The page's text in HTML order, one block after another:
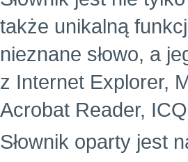
także unikalną
nieznane słowo, a
z Internet Explorer,
Acrobat Reader,
Słownik oparty jest